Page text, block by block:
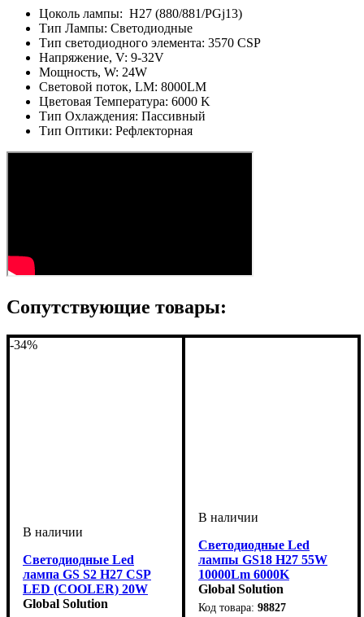
Цоколь лампы: H27 (880/881/PGj13)
Тип Лампы: Светодиодные
Тип светодиодного элемента: 3570 CSP
Напряжение, V: 9-32V
Мощность, W: 24W
Световой поток, LM: 8000LM
Цветовая Температура: 6000 K
Тип Охлаждения: Пассивный
Тип Оптики: Рефлекторная
Сопутствующие товары:
-34%
Cветодиодные Led
лампа GS S2 H27 CSP
LED (COOLER) 20W
3000LM 6000k
Global Solution
Светодиодные Led
лампы GS18 H27 55W
10000Lm 6000K
Global Solution
98827